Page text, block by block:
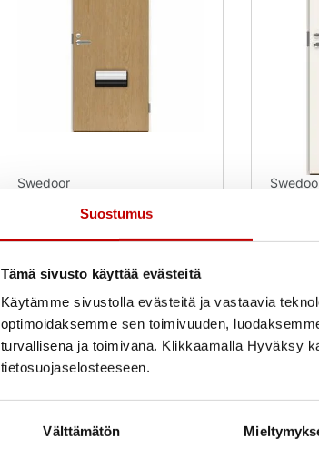
Suostumus
Tämä sivusto käyttää evästeitä
Käytämme sivustolla evästeitä ja vastaavia
optimoidaksemme sen toimivuuden,
turvallisena ja toimivana. Klikkaamalla Hyväksy
tietosuojaselosteeseen.
Välttämätön
Swedoor
EI30/30dB tammipystyviilu
1 190,00€ (alv 25.5%)
Uusi
Varastossa
Toimitusaika 1–3 arkipäivää
OSTA NYT
EI30/
Uusi